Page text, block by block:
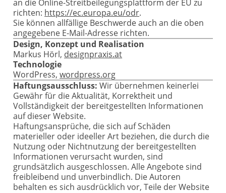
an die Online-Streitbeilegungsplattform der EU zu
richten: https://ec.europa.eu/odr.
Sie können allfällige Beschwerde auch an die oben
angegebene E-Mail-Adresse richten.
Design, Konzept und Realisation
Markus Hörl, designpraxis.at
Technologie
WordPress,wordpress.org
Haftungsausschluss: Wir übernehmen keinerlei
Gewähr für die Aktualität, Korrektheit und
Vollständigkeit der bereitgestellten Informationen
auf dieser Website.
Haftungsansprüche, die sich auf Schäden
materieller oder ideeller Art beziehen, die durch die
Nutzung oder Nichtnutzung der bereitgestellten
Informationen verursacht wurden, sind
grundsätzlich ausgeschlossen. Alle Angebote sind
freibleibend und unverbindlich. Die Autoren
behalten es sich ausdrücklich vor, Teile der Website